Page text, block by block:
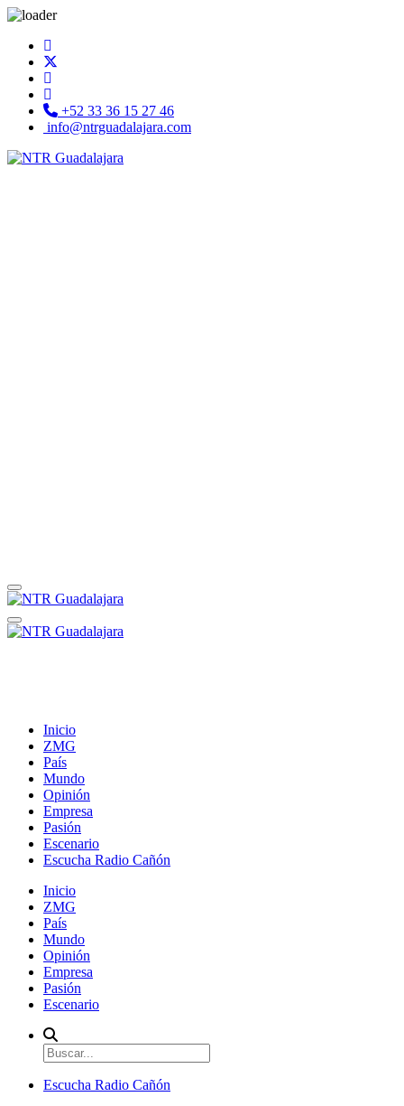
+52 33 36 15 27 46
info@ntrguadalajara.com
Inicio
ZMG
País
Mundo
Opinión
Empresa
Pasión
Escenario
Escucha Radio Cañón
Inicio
ZMG
País
Mundo
Opinión
Empresa
Pasión
Escenario
Escucha Radio Cañón